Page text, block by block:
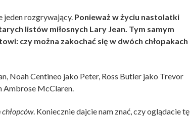
jeden rozgrywający. Ponieważ w życiu nastolatki
listów miłosnych Lary Jean. Tym samym
czy można zakochać się w dwóch chłopakach
Noah Centineo jako Peter, Ross Butler jako Trevor
Ambrose McClaren.
. Koniecznie dajcie nam znać, czy oglądacie tę